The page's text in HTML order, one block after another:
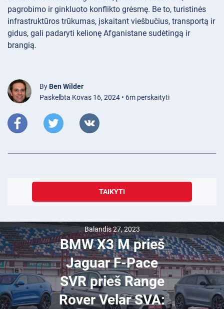
pagrobimo ir ginkluoto konflikto grėsmę. Be to, turistinės
infrastruktūros trūkumas, įskaitant viešbučius, transportą ir
gidus, gali padaryti kelionę Afganistane sudėtingą ir
brangią.
By Ben Wilder
Paskelbta Kovas 16, 2024 • 6m perskaityti
TAIKYTI
Balandis 27, 2023
BMW X3 M prieš
Jaguar F-Pace
SVR prieš Range
Rover Velar SVA: